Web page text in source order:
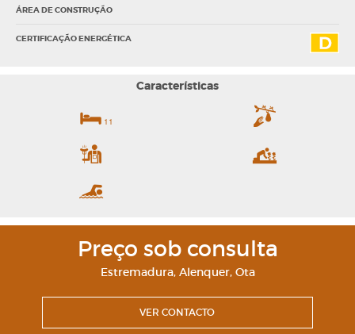
ÁREA DE CONSTRUÇÃO
CERTIFICAÇÃO ENERGÉTICA
Características
11
Preço sob consulta
Estremadura, Alenquer, Ota
VER CONTACTO